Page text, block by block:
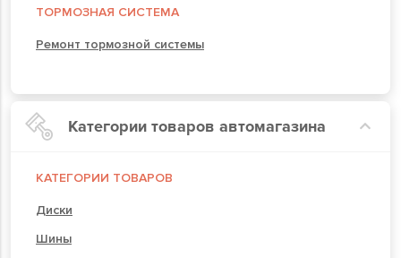
ТОРМОЗНАЯ СИСТЕМА
Ремонт тормозной системы
Категории товаров автомагазина
КАТЕГОРИИ ТОВАРОВ
Диски
Шины